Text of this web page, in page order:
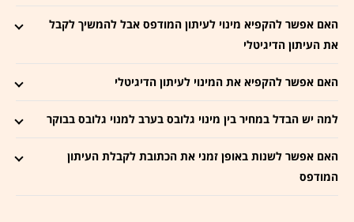
האם אפשר להקפיא מינוי לעיתון המודפס אבל להמשיך לקבל
את העיתון הדיגיטלי
האם אפשר להקפיא את המינוי לעיתון הדיגיטלי
למה יש הבדל במחיר בין מינוי גלובס בערב למנוי גלובס בבוקר
האם אפשר לשנות באופן זמני את הכתובת לקבלת העיתון
המודפס